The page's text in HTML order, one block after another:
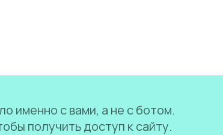
именно с вами, а не с ботом.
получить доступ к сайту.